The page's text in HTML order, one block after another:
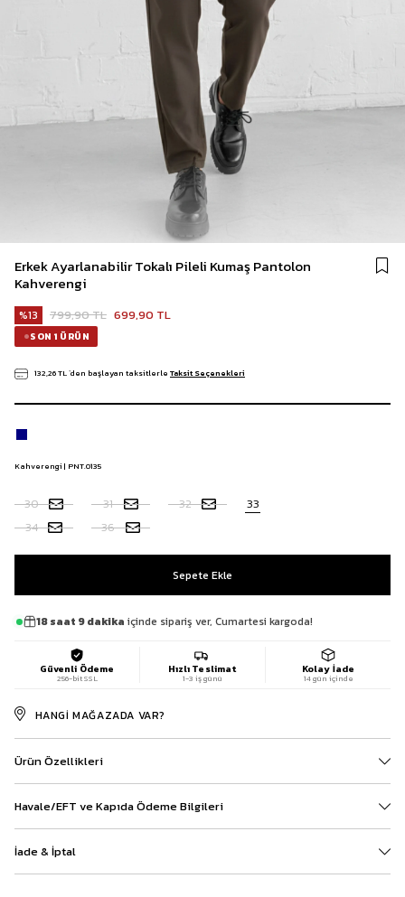
Erkek Ayarlanabilir Tokalı Pileli Kumaş Pantolon
Kahverengi
13 799,90 TL 699,90 TL
SON 1 ÜRÜN
132,26 TL`den başlayan taksitlerle Taksit Seçenekleri
Kahverengi | PNT.0135
30 31 32
33
34
36
18 saat 9 dakika içinde sipariş ver, Cumartesi kargoda!
Güvenli Ödeme
256-bit SSL
Hızlı Teslimat
1-3 iş günü
Kolay İade
14 gün içinde
HANGI MAĞAZADA VAR?
Ürün Özellikleri
Havale/EFT ve Kapıda Ödeme Bilgileri
İade & İptal